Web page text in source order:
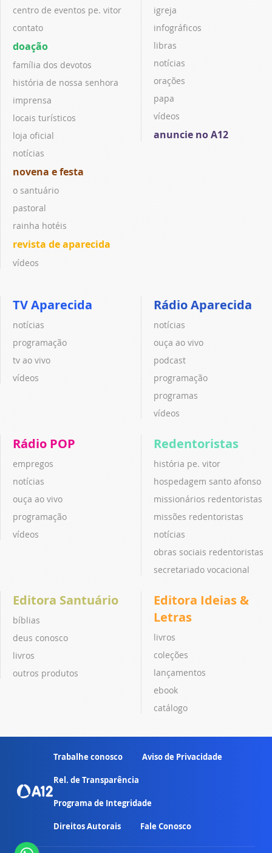
centro de eventos pe. vitor
contato
doação
família dos devotos
história de nossa senhora
imprensa
locais turísticos
loja oficial
notícias
novena e festa
o santuário
pastoral
rainha hotéis
revista de aparecida
vídeos
igreja
infográficos
libras
notícias
orações
papa
vídeos
anuncie no A12
TV Aparecida
notícias
programação
tv ao vivo
vídeos
Rádio Aparecida
notícias
ouça ao vivo
podcast
programação
programas
vídeos
Rádio POP
empregos
notícias
ouça ao vivo
programação
vídeos
Redentoristas
história pe. vitor
hospedagem santo afonso
missionários redentoristas
missões redentoristas
notícias
obras sociais redentoristas
secretariado vocacional
Editora Santuário
bíblias
deus conosco
livros
outros produtos
Editora Ideias &
Letras
livros
coleções
lançamentos
ebook
catálogo
Trabalhe conosco Aviso de Privacidade
Rel. de Transparência
Programa de Integridade
Direitos Autorais Fale Conosco